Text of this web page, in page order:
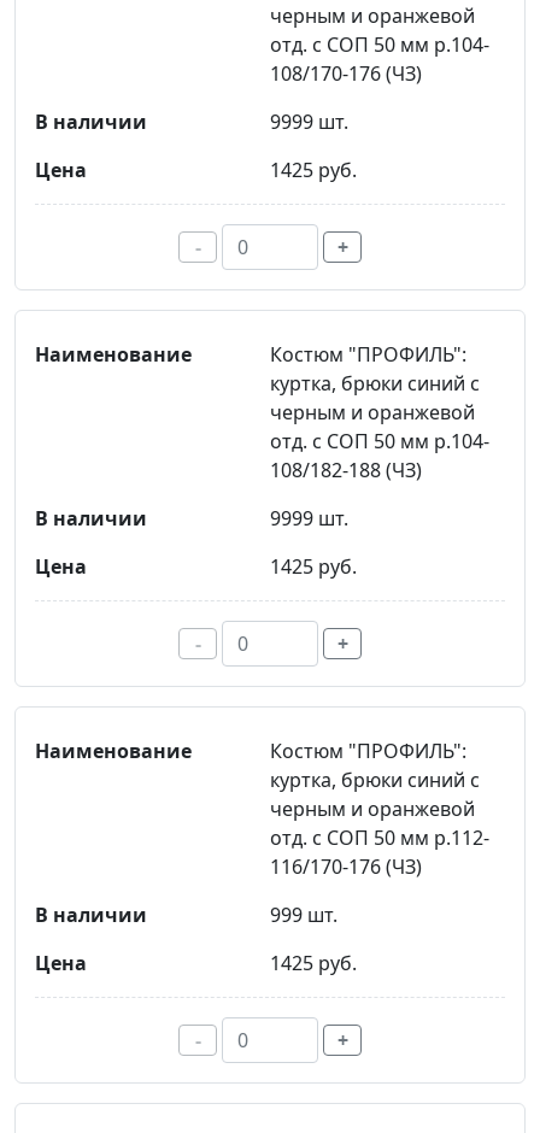
черным и оранжевой
отд. с СОП 50 мм р.104-
108/170-176 (ЧЗ)
9999 шт.
1425 руб.
- +
Костюм "ПРОФИЛЬ":
куртка, брюки синий с
черным и оранжевой
отд. с СОП 50 мм р.104-
108/182-188 (ЧЗ)
9999 шт.
1425 руб.
- +
Костюм "ПРОФИЛЬ":
куртка, брюки синий с
черным и оранжевой
отд. с СОП 50 мм р.112-
116/170-176 (ЧЗ)
999 шт.
1425 руб.
- +